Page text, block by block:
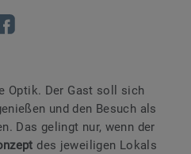
Optik. Der Gast soll sich
und den Besuch als
Das gelingt nur, wenn der
des jeweiligen Lokals